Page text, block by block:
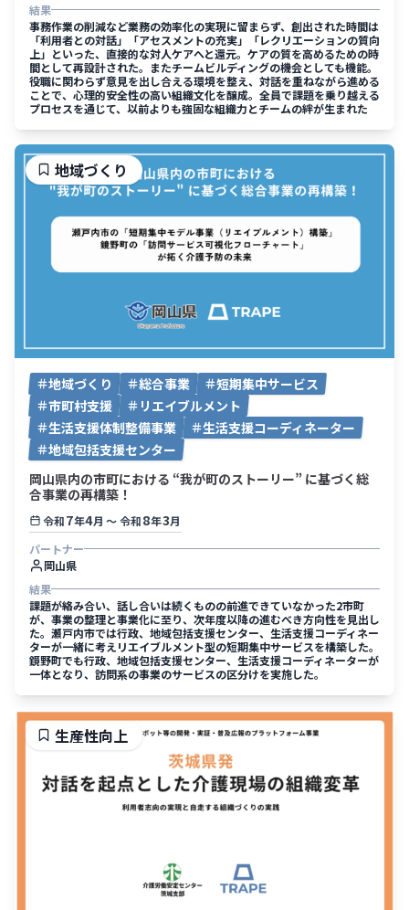
結果
事務作業の削減など業務の効率化の実現に留まらず、創出された時間は
「利用者との対話」「アセスメントの充実」「レクリエーションの質向
上」といった、直接的な対人ケアへと還元。ケアの質を高めるための時
間として再設計された。またチームビルディングの機会としても機能。
役職に関わらず意見を出し合える環境を整え、対話を重ねながら進める
ことで、心理的安全性の高い組織文化を醸成。全員で課題を乗り越える
プロセスを通じて、以前よりも強固な組織力とチームの絆が生まれた
地域づくり 総合事業
短期集中サービス
市町村支援
リエイブルメント
生活支援体制整備事業
生活支援コーディネーター
地域包括支援センター
岡山県内の市町における “我が町のストーリー” に基づく総
合事業の再構築！
令和7年4月 〜令和8年3月
パートナー
岡山県
結果
課題が絡み合い、話し合いは続くものの前進できていなかった2市町
が、事業の整理と事業化に至り、次年度以降の進むべき方向性を見出し
た。瀬戸内市では行政、地域包括支援センター、生活支援コーディネー
ターが一緒に考えリエイブルメント型の短期集中サービスを構築した。
鏡野町でも行政、地域包括支援センター、生活支援コーディネーターが
一体となり、訪問系の事業のサービスの区分けを実施した。
地域づくり
生産性向上